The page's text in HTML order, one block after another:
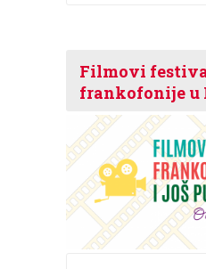
Filmovi
frankofonije u